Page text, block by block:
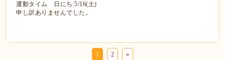
運動タイム 日にち :5/16(土)
申し訳ありませんでした。
1 2 »